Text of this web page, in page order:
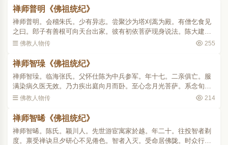
禅师普明《佛祖统纪》
禅师普明。会稽朱氏。少有异志。尝聚沙为塔刈蒿为殿。有僧乞食见
之曰。郎子有善根可向天台出家。彼有初依菩萨现身说法。陈大建十
四年。来天台值智者讲次。座众初散礼足归依。智者笑曰。宿世愿力
佛教人物传 255
禅师智璪《佛祖统纪》
禅师智璪。临海张氏。父怀仕陈为中兵参军。年十七。二亲俱亡。服
满染病久医无效。乃力疾出庭向月而卧。至心念月光菩萨。系念旬
日。夜中梦人以口就身嘘吸。如此三夕疾遂瘳。因投安静寺出家。闻
佛教人物传 214
禅师智晞《佛祖统纪》
禅师智晞。陈氏。颖川人。先世游宦寓家於越。年二十。往投智者剃
度。禀受禅诀旦夕研心不见倦色。智者入灭。受命居佛陇。时众行三